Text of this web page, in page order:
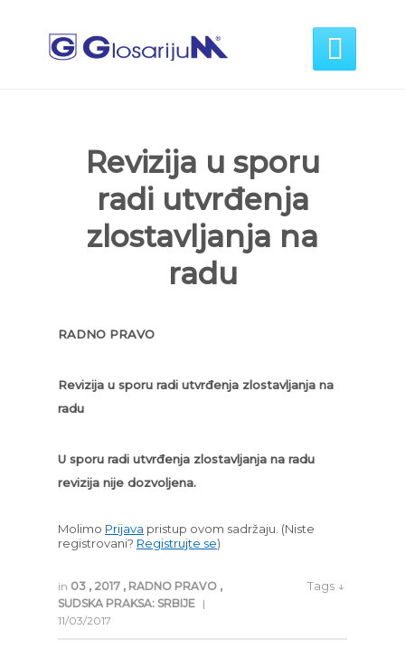

Revizija u sporu
radi utvrđenja
zlostavljanja na
radu
RADNO PRAVO
Revizija u sporu radi utvrđenja zlostavljanja na
radu
U sporu radi utvrđenja zlostavljanja na radu
revizija nije dozvoljena.
Molimo Prijava pristup ovom sadržaju. (Niste
registrovani? Registrujte se)
in 03 , 2017 , RADNO PRAVO ,
SUDSKA PRAKSA: SRBIJE |
11/03/2017
Tags ↓